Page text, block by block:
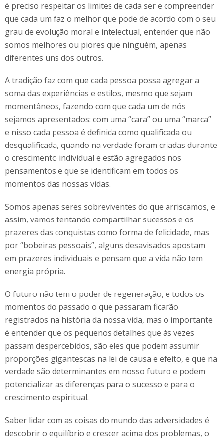
é preciso respeitar os limites de cada ser e compreender
que cada um faz o melhor que pode de acordo com o seu
grau de evolução moral e intelectual, entender que não
somos melhores ou piores que ninguém, apenas
diferentes uns dos outros.
A tradição faz com que cada pessoa possa agregar a
soma das experiências e estilos, mesmo que sejam
momentâneos, fazendo com que cada um de nós
sejamos apresentados: com uma “cara” ou uma “marca”
e nisso cada pessoa é definida como qualificada ou
desqualificada, quando na verdade foram criadas durante
o crescimento individual e estão agregados nos
pensamentos e que se identificam em todos os
momentos das nossas vidas.
Somos apenas seres sobreviventes do que arriscamos, e
assim, vamos tentando compartilhar sucessos e os
prazeres das conquistas como forma de felicidade, mas
por “bobeiras pessoais”, alguns desavisados apostam
em prazeres individuais e pensam que a vida não tem
energia própria.
O futuro não tem o poder de regeneração, e todos os
momentos do passado o que passaram ficarão
registrados na história da nossa vida, mas o importante
é entender que os pequenos detalhes que às vezes
passam despercebidos, são eles que podem assumir
proporções gigantescas na lei de causa e efeito, e que na
verdade são determinantes em nosso futuro e podem
potencializar as diferenças para o sucesso e para o
crescimento espiritual.
Saber lidar com as coisas do mundo das adversidades é
descobrir o equilíbrio e crescer acima dos problemas, o